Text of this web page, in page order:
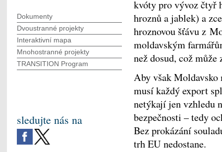
kvóty pro vývoz čtyř
hroznů a jablek) a
hroznovou šťávu z
moldavským
než dosud, což
Aby však
musí každý export
netýkají jen vzhledu
bezpečnosti – tedy
Bez prokázání
trh EU nedostane.
Dokumenty
Dvoustranné projekty
Interaktivní mapa
Mnohostranné projekty
TRANSITION Program
sledujte nás na